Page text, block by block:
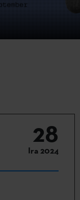
28
Ira 2024